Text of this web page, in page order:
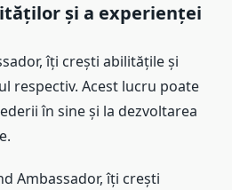
și a experienței
îți crești abilitățile și
respectiv. Acest lucru poate
în sine și la dezvoltarea
Ambassador, îți crești